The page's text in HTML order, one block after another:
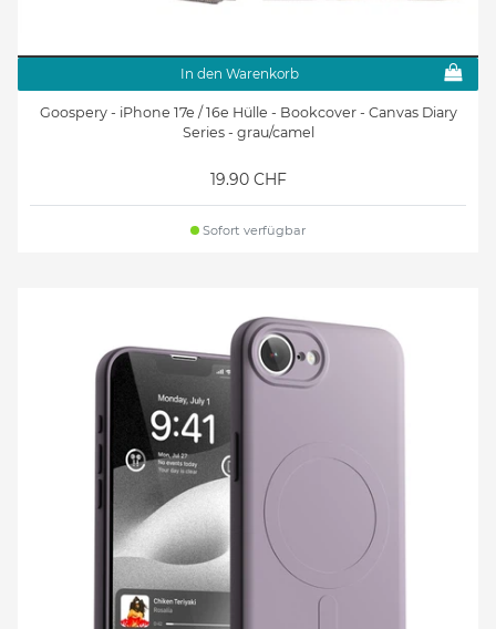
In den Warenkorb
Goospery - iPhone 17e / 16e Hülle - Bookcover - Canvas Diary
Series - grau/camel
19.90 CHF
Sofort verfügbar